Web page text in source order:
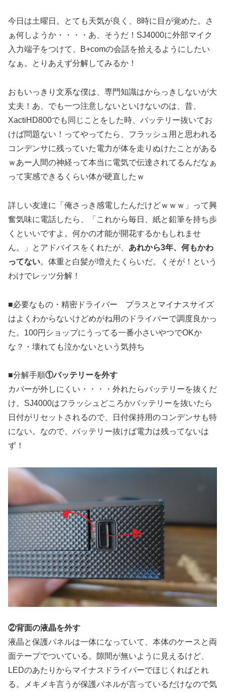
今日は土曜日。とても天気が良く、8時に目が覚めた。さ
ぁ何しようか・・・・あ、そうだ！SJ4000に外部マイク
入力端子をつけて、B+comの会話を拾えるようにしたい
なぁ。とりあえず分解してみるか！
おもいっきり文系な僕は、専門知識はからっきしないが大
丈夫！あ、でも一つ注意しないといけないのは、昔、
XactiHD800でも同じことをした時、バッテリー抜いてお
けば問題ない！ってやってたら、フラッシュ用と思われる
コンデンサに残っていた電力が体を走りぬけたことがある
ｗあー人間の神経って本当に電気で伝達されてるんだなぁ
って実感できるくらい体が硬直したｗ
詳しい友達に「俺さっき感電したんだけどｗｗｗ」って興
奮気味に電話したら、「これから毎日、紙と鉛筆を持ち歩
くといいですよ。何かの才能が開花するかもしれませ
ん。」とアドバイスをくれたが、 あれから3年、何もかわ
ってない。体重と白髪が増えたくらいだ。くそが！という
わけでレッツ分解！
■必要なもの・精密ドライバー プラスとマイナスサイズ
はよくわからないけどめがね用のドライバーで調度良かっ
た。100円ショップにうってる一番小さいやつでOKか
な？・壊れても泣かないという気持ち
■分解手順①バッテリーを外す
カバーが外しにくい・・・・外れたらバッテリーを抜くだ
け。SJ4000はフラッシュどころかバッテリーを抜いたら
日付がリセットされるので、日付保持用のコンデンサも特
にない。なので、バッテリー抜けば電力は残ってないは
ず！
②背面の液晶を外す
液晶と保護パネルは一体になっていて、本体のケースと両
面テープでついている。隙間が無いように見えるけど、
LEDのあたりからマイナスドライバーでほじくればとれ
る。メキメキ言うが保護パネルが言っているだけなので気